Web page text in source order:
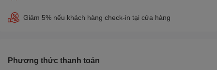
Giảm 5% nếu khách hàng check-in tại cửa hàng
Phương thức thanh toán